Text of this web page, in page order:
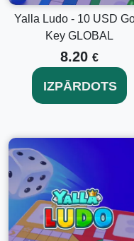
lieliski piemērota, lai
saistības.
Secinājums
Yalla Ludo - 2 USD
tā, ko Yalla Ludo
lielu jautrību.
pieredzi jau šodien,
pārliecinieties par
Yalla Ludo - 10 USD
Key GLOBAL
8.20 €
IZPĀRDOTS